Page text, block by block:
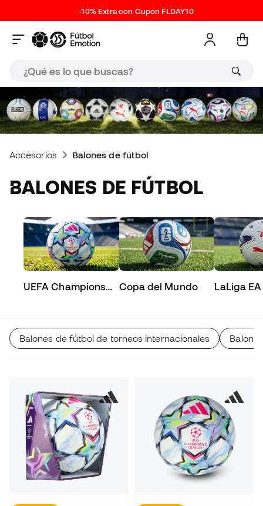
-10% Extra con Cupón FLDAY10
Accesorios Balones de fútbol
BALONES DE FÚTBOL
UEFA Champions
Copa del Mundo LaLiga
Balones de fútbol de torneos internacionales